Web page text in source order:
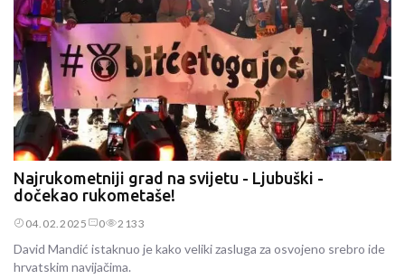
Najrukometniji grad na svijetu - Ljubuški -
dočekao rukometaše!
04.02.2025 0 2133
David Mandić istaknuo je kako veliki zasluga za osvojeno srebro ide
hrvatskim navijačima.